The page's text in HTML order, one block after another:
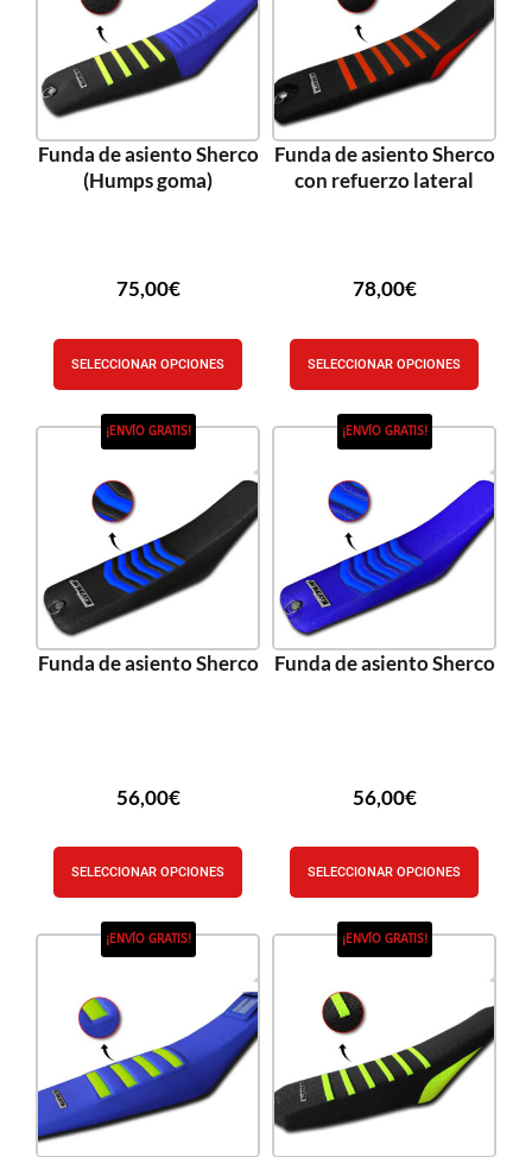
Funda de asiento Sherco
(Humps goma)
75,00€
SELECCIONAR OPCIONES
Funda de asiento Sherco
con refuerzo lateral
78,00€
SELECCIONAR OPCIONES
¡ENVÍO GRATIS!
Funda de asiento Sherco
56,00€
SELECCIONAR OPCIONES
¡ENVÍO GRATIS!
Funda de asiento Sherco
56,00€
SELECCIONAR OPCIONES
¡ENVÍO GRATIS! ¡ENVÍO GRATIS!